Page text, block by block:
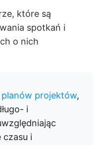
które są
spotkań i
o nich
projektów,
i
czasu i